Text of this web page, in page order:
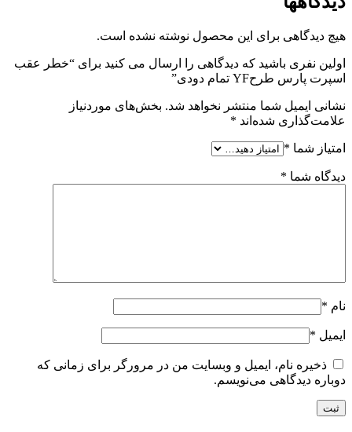
هیچ دیدگاهی برای این محصول نوشته نشده است.
اولین نفری باشید که دیدگاهی را ارسال می کنید برای “خطر عقب
اسپرت پارس طرحYF تمام دودی”
نشانی ایمیل شما منتشر نخواهد شد. بخش‌های موردنیاز
علامت‌گذاری شده‌اند *
امتیاز شما *
دیدگاه شما *
نام *
ایمیل *
ذخیره نام، ایمیل و وبسایت من در مرورگر برای زمانی که
دوباره دیدگاهی می‌نویسم.